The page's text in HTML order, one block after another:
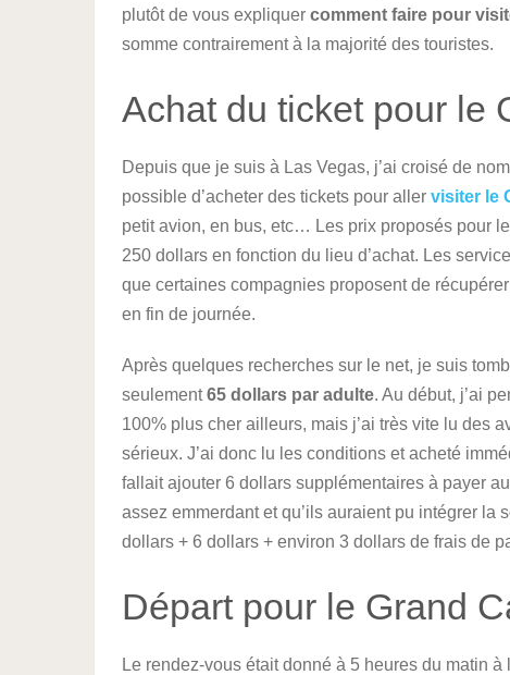
plutôt de vous expliquer comment faire pour
somme contrairement à la majorité des touristes.
Achat du ticket pour le
Depuis que je suis à Las Vegas, j’ai croisé de
possible d’acheter des tickets pour aller visiter le
petit avion, en bus, etc… Les prix proposés pour le
250 dollars en fonction du lieu d’achat. Les
que certaines compagnies proposent de
en fin de journée.
Après quelques recherches sur le net, je suis
seulement65 dollars par adulte. Au début, j’ai
100% plus cher ailleurs, mais j’ai très vite lu des
sérieux. J’ai donc lu les conditions et acheté
fallait ajouter 6 dollars supplémentaires à payer
assez emmerdant et qu’ils auraient pu intégrer la
dollars + 6 dollars + environ 3 dollars de frais de
Départ pour le Grand
Le rendez-vous était donné à 5 heures du matin